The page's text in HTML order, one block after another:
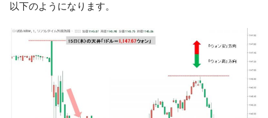
『Money1』
中国だけが鉄鋼輸出を異常増加させる ⇒ 中
韓国製造業「半導体絶好調」のウラで他業
種は全般的「不調」⇒ PSIが示す現況は決して良くない。
『Money1』
【米韓激突案件】韓国消費者院が『クーパ
ン』1人当たり賠償10万ウォンを認定 ⇒ 総額3兆7,000億
『Money1』 韓国で猛暑。南東部では干ばつ
以下のようになります。